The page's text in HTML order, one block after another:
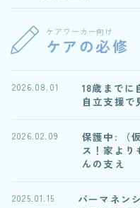
ケアワーカー向け
ケアの必修
18歳までに
自立支援で
2026.08.01
保護中: （
ス！家より
んの支え
2026.02.09
パーマネン
2025.01.15